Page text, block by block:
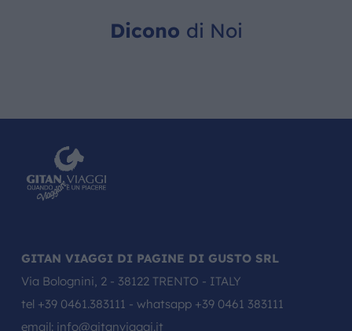
Dicono di Noi
GITAN VIAGGI DI PAGINE DI GUSTO SRL
Via Bolognini, 2 - 38122 TRENTO - ITALY
tel +39 0461.383111 - whatsapp +39 0461 383111
email: info@gitanviaggi.it